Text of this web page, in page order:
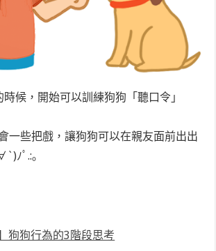
候，開始可以訓練狗狗「聽口令」
一些把戲，讓狗狗可以在親友面前出出
ﾉﾟ.:｡
狗狗行為的3階段思考